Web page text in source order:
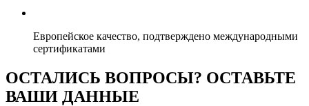
Европейское качество, подтверждено международными
сертификатами
ОСТАЛИСЬ ВОПРОСЫ? ОСТАВЬТЕ
ВАШИ ДАННЫЕ